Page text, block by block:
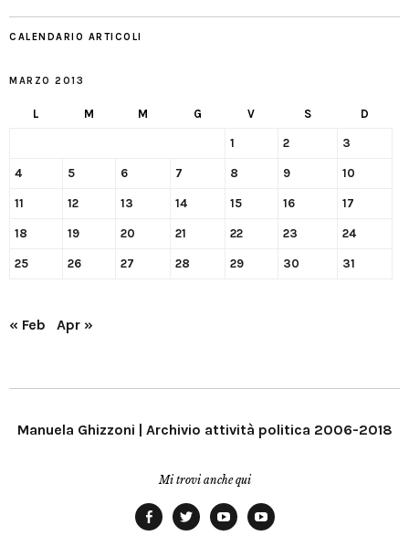
CALENDARIO ARTICOLI
MARZO 2013
L M M G V S D
1 2 3
4 5 6 7 8 9 10
11 12 13 14 15 16 17
18 19 20 21 22 23 24
25 26 27 28 29 30 31
« Feb Apr »
Manuela Ghizzoni | Archivio attività politica 2006-2018
Mi trovi anche qui